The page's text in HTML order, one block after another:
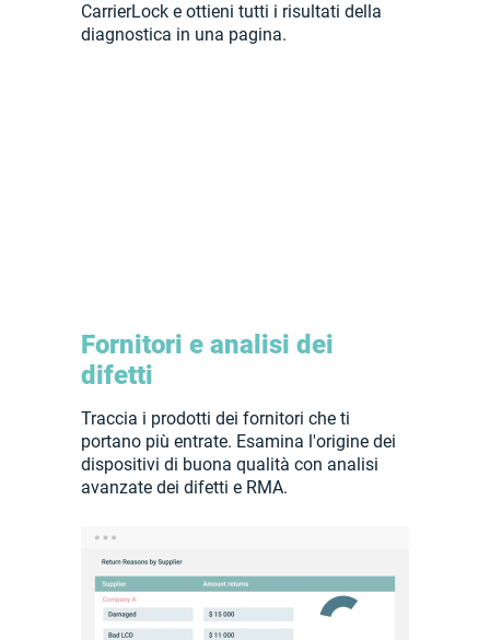
CarrierLock e ottieni tutti i risultati della
diagnostica in una pagina.
Fornitori e analisi dei
difetti
Traccia i prodotti dei fornitori che ti
portano più entrate. Esamina l'origine dei
dispositivi di buona qualità con analisi
avanzate dei difetti e RMA.